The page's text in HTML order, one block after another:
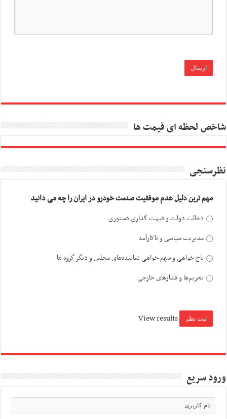
شاخص لحظه ای قیمت ها
نظرسنجی
مهم ترین دلیل عدم موفقیت صنعت خودرو در ایران را چه می دانید
دخالت دولت و قیمت گذاری دستوری
مدیریت سیاسی و ناکارآمد
باج خواهی و سهم خواهی نماینده‌های مجلس و دیگر گروه ها
تحریم‌ها و فشارهای خارجی
View results
ورود سریع